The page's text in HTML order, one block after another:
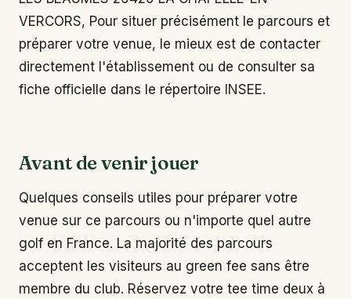
VERCORS, Pour situer précisément le parcours et
préparer votre venue, le mieux est de contacter
directement l'établissement ou de consulter sa
fiche officielle dans le répertoire INSEE.
Avant de venir jouer
Quelques conseils utiles pour préparer votre
venue sur ce parcours ou n'importe quel autre
golf en France. La majorité des parcours
acceptent les visiteurs au green fee sans être
membre du club. Réservez votre tee time deux à